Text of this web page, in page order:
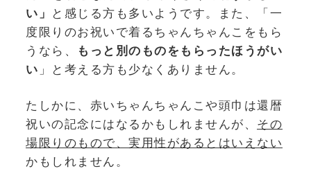
い」
と感じる方も多いようです。また、「一
度限りのお祝いで着るちゃんちゃんこをもら
うなら、
もっと別のものをもらったほうがい
い 」と考える方も少なくありません。
たしかに、赤いちゃんちゃんこや頭巾は還暦
祝いの記念にはなるかもしれませんが、 その
場限りのもので、実用性があるとはいえない
かもしれません。